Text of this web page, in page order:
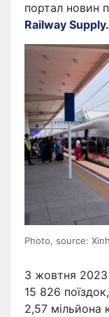
портал новин
Railway Supply.
Photo, source:
З жовтня 2023
15 826
2,57 мільйона